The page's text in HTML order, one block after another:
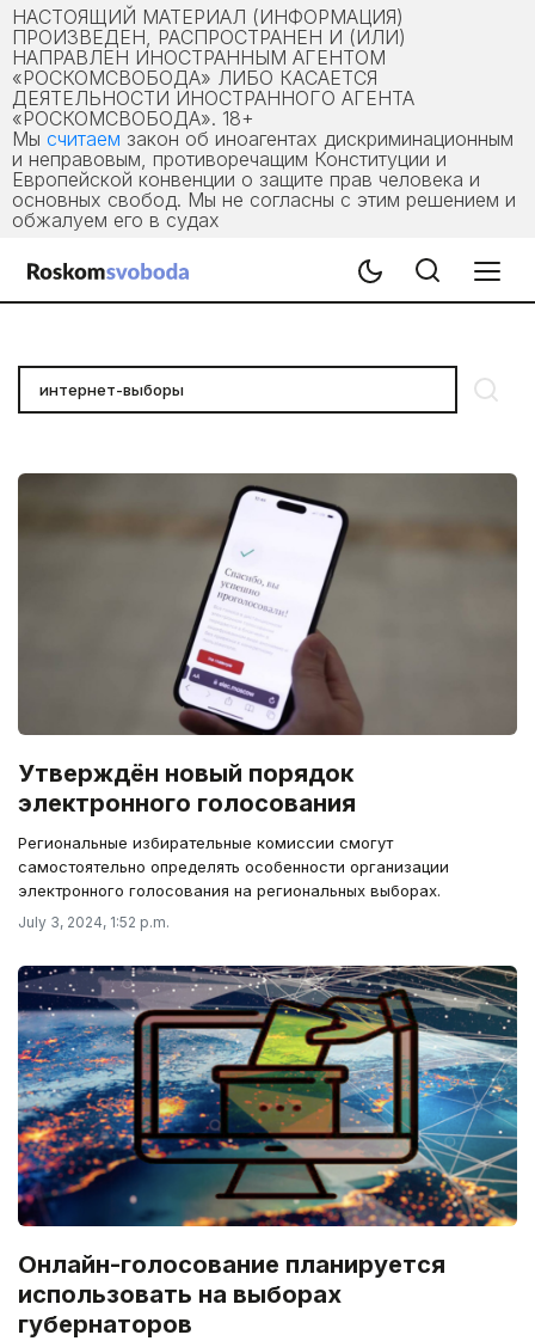
НАСТОЯЩИЙ МАТЕРИАЛ (ИНФОРМАЦИЯ)
ПРОИЗВЕДЕН, РАСПРОСТРАНЕН И (ИЛИ)
НАПРАВЛЕН ИНОСТРАННЫМ АГЕНТОМ
«РОСКОМСВОБОДА» ЛИБО КАСАЕТСЯ
ДЕЯТЕЛЬНОСТИ ИНОСТРАННОГО АГЕНТА
«РОСКОМСВОБОДА». 18+
Мы считаем закон об иноагентах дискриминационным
и неправовым, противоречащим Конституции и
Европейской конвенции о защите прав человека и
основных свобод. Мы не согласны с этим решением и
обжалуем его в судах
Утверждён новый порядок
электронного голосования
Региональные избирательные комиссии смогут
самостоятельно определять особенности организации
электронного голосования на региональных выборах.
July 3, 2024, 1:52 p.m.
Онлайн-голосование планируется
использовать на выборах
губернаторов